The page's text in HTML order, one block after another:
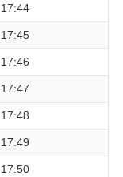
17:44
17:45
17:46
17:47
17:48
17:49
17:50